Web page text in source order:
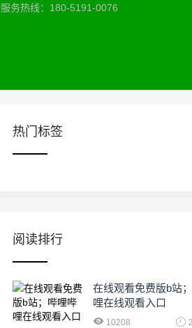
务热线：180-5191-0076
热门标签
阅读排行
在线观看免费版b站
哩在线观看入口
10208